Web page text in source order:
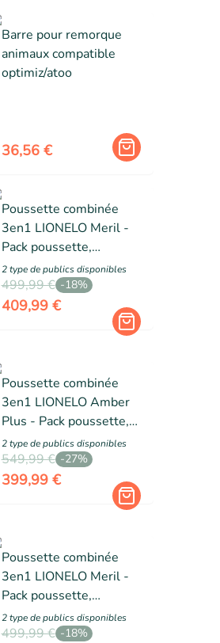
Barre pour remorque
animaux compatible
optimiz/atoo
36,56 €
Poussette combinée
3en1 LIONELO Meril -
Pack poussette,
Nacelle, Siege auto, sac
et accessoires - Gris
2 type de publics disponibles
499,99 € -18%
409,99 €
Poussette combinée
3en1 LIONELO Amber
Plus - Pack poussette,
Nacelle, Siege auto, sac
et accessoires - Vert
2 type de publics disponibles
549,99 € -27%
399,99 €
Poussette combinée
3en1 LIONELO Meril -
Pack poussette,
Nacelle, Siege auto, sac
et accessoires - Beige
2 type de publics disponibles
499,99 € -18%